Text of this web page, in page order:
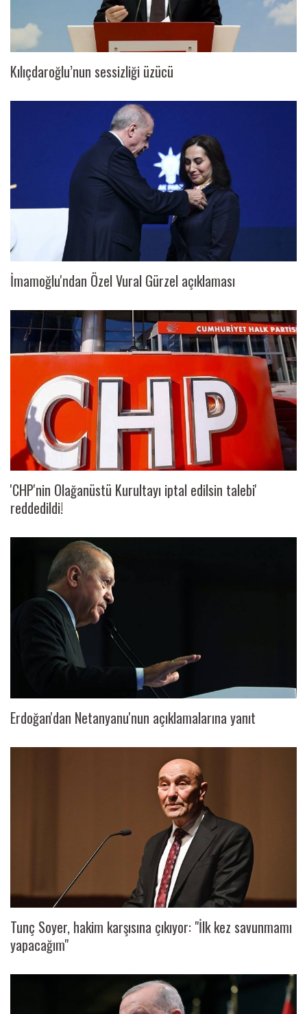
Kılıçdaroğlu’nun sessizliği üzücü
İmamoğlu'ndan Özel Vural Gürzel açıklaması
'CHP'nin Olağanüstü Kurultayı iptal edilsin talebi'
reddedildi!
Erdoğan'dan Netanyanu'nun açıklamalarına yanıt
Tunç Soyer, hakim karşısına çıkıyor: "İlk kez savunmamı
yapacağım"